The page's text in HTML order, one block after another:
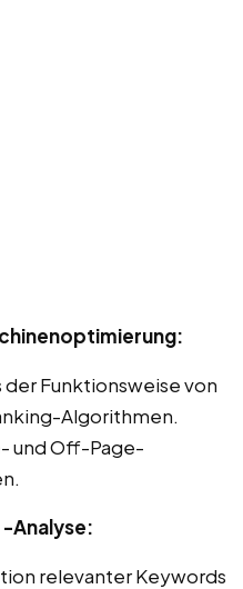
Funktionsweise von
Algorithmen.
und Off-Page-
Analyse:
relevanter Keywords